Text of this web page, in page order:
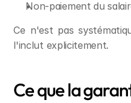
Non-paiement du
Ce n'est pas
l'inclut explicitement.
Ce que la